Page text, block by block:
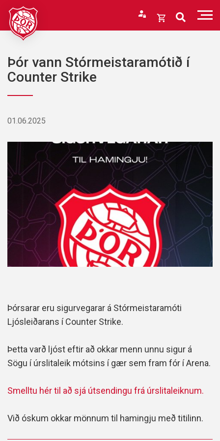
Fara
efni
Opna
Karfan þín
Karfan er tóm.
Þór vann Stórmeistaramótið í
Counter Strike
01.06.2025
Þórsarar eru sigurvegarar á Stórmeistaramóti
Ljósleiðarans í Counter Strike.
Þetta varð ljóst eftir að okkar menn unnu sigur á
Sögu í úrslitaleik mótsins í gær sem fram fór í Arena.
Smelltu hér til að sjá útsendingu frá úrslitaleiknum.
Við óskum okkar mönnum til hamingju með titilinn.